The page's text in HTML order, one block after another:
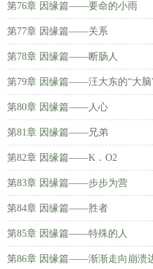
第76章 因缘篇——要命的小雨
第77章 因缘篇——关系
第78章 因缘篇——断肠人
第79章 因缘篇——汪大东的“大脑
第80章 因缘篇——人心
第81章 因缘篇——兄弟
第82章 因缘篇——K．O2
第83章 因缘篇——步步为营
第84章 因缘篇——胜者
第85章 因缘篇——特殊的人
第86章 因缘篇——渐渐走向崩溃